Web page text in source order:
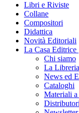
Libri e Riviste
Collane
Compositori
Didattica
Novità Editoriali
La Casa Editrice
Chi siamo
La
News ed
Cataloghi
Materiali